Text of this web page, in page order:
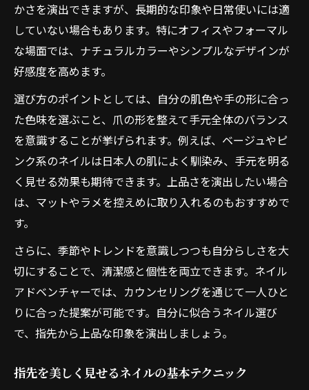
セルフネイルでも上品に仕上げる方法
指先を美しく長持ちさせる秘訣
ネイルを長持ちさせる下準備のポイント
日常でできるネイルの長持ちケア方法
トップコート活用でネイルの美しさをキー
プ
家事と両立するためのネイル耐久対策
男ウケ重視のシンプルネイル実例集
男ウケネイルに最適な色味とデザイン
清潔感重視のネイルで好感度アップ
指先を引き立てるさりげないアートの工夫
ナチュラルなツヤ感で魅力を演出する方法
セルフ派必見ネイルが取れにくい方法
かさを演出できますが、長期的な印象や日常使いには適
していない場合もあります。特にオフィスやフォーマル
な場面では、ナチュラルカラーやシンプルなデザインが
好感度を高めます。
選び方のポイントとしては、自分の肌色や手の形に合っ
た色味を選ぶこと、爪の形を整えて手元全体のバランス
を意識することが挙げられます。例えば、ベージュやピ
ンク系のネイルは日本人の肌によく馴染み、手元を明る
く見せる効果も期待できます。上品さを演出したい場合
は、マットやラメを控えめに取り入れるのもおすすめで
す。
さらに、季節やトレンドを意識しつつも自分らしさを大
切にすることで、清潔感と個性を両立できます。ネイル
アドベンチャーでは、カウンセリングを通じて一人ひと
りに合った提案が可能です。自分に似合うネイル選び
で、指先から上品な印象を演出しましょう。
指先を美しく見せるネイルの基本テクニック